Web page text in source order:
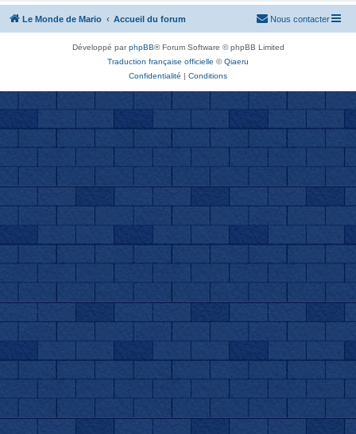
Le Monde de Mario Accueil du forum Nous contacter
Développé parphpBB® Forum Software © phpBB Limited
Traduction française officielle ©Qiaeru
Confidentialité | Conditions